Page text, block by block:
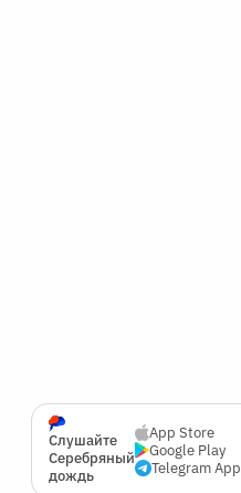
Слушайте
Серебряный
дождь
App Store
Google Play
Telegram App